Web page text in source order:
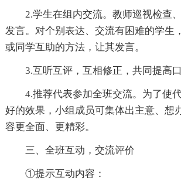
2.学生在组内交流。教师巡视检查
发言。对个别表达、交流有困难的学生
或同学互助的方法，让其发言。
3.互听互评，互相修正，共同提高
4.推荐代表参加全班交流。为了使
好的效果，小组成员可集体出主意、想
容更全面、更精彩。
三、全班互动，交流评价
①提示互动内容：